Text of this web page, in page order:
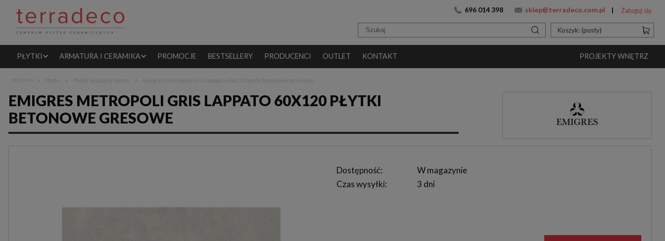
696 014 398 sklep@terradeco.com.pl Zaloguj się
Koszyk: (pusty)
PŁYTKI ARMATURA I CERAMIKA PROMOCJE BESTSELLERY PRODUCENCI OUTLET KONTAKT PROJEKTY WNĘTRZ
EMIGRES METROPOLI GRIS LAPPATO 60X120 PŁYTKI
BETONOWE GRESOWE
Dostępność:
W magazynie
Czas wysyłki:
3 dni